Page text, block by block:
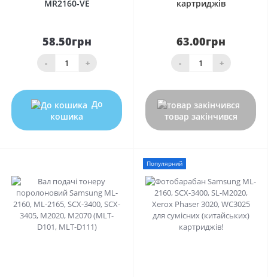
MR2160-VE
58.50грн
- +
До
кошика
картриджів
63.00грн
- +
товар закінчився
Популярний